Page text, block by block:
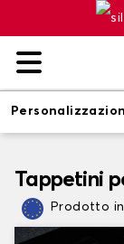
Tappetini
Prodotto